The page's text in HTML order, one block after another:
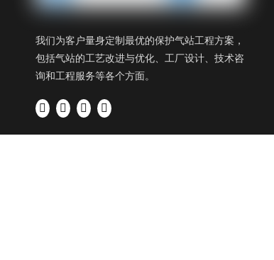
我们为客户量身定制最优的保护气站工程方案，
包括气站的工艺改进与优化、工厂设计、技术咨
询和工程服务等各个方面。